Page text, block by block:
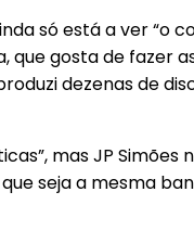
só está a ver “o
que gosta de fazer
dezenas de
mas JP Simões
seja a mesma